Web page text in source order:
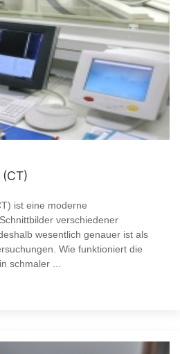
ist eine moderne
verschiedener
wesentlich genauer ist als
Wie funktioniert die
schmaler ...